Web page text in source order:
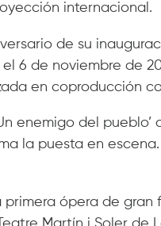
internacional.
de su
6 de noviembre de
en coproducción
enemigo del pueblo’
la puesta en escena.
primera ópera de